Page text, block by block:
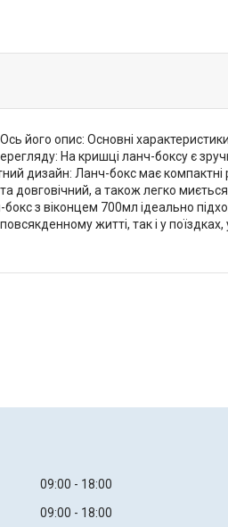
опис: Основні
На кришці ланч-боксу є
дизайн: Ланч-бокс має
довговічний, а також легко
з віконцем 700мл ідеально
житті, так і у
09:00
18:00
09:00
18:00